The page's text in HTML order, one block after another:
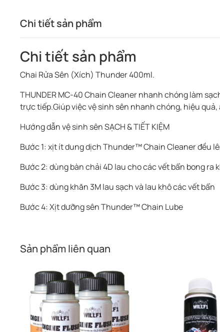
Chi tiết sản phẩm
Chi tiết sản phẩm
Chai Rửa Sên (Xích) Thunder 400ml.
THUNDER MC-40 Chain Cleaner nhanh chóng làm
trực tiếp.Giúp việc vệ sinh sên nhanh chóng, hiệu
Hướng dẫn vệ sinh sên SẠCH & TIẾT KIỆM
Bước 1: xịt ít dung dịch Thunder™ Chain Cleaner đều
Bước 2: dùng bàn chải 4D lau cho các vết bẩn bong
Bước 3: dùng khăn 3M lau sạch và lau khô các vết bẩn
Bước 4: Xịt dưỡng sên Thunder™ Chain Lube
Sản phẩm liên quan